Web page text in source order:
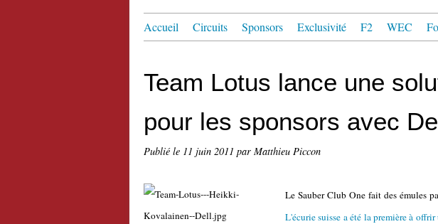
Accueil Circuits Sponsors Exclusivité F2 WEC
Team Lotus lance une
pour les sponsors avec
Publié le 11 juin 2011 par Matthieu Piccon
Le Sauber Club One fait des émules
L'écurie suisse a été la première à